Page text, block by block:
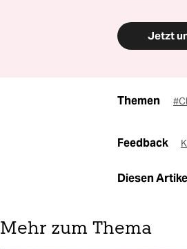
Jetzt
Themen
Feedback
Diesen
Mehr zum Thema